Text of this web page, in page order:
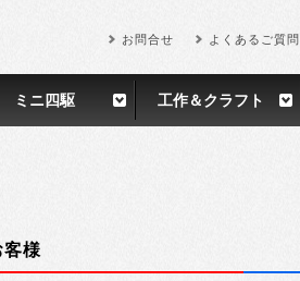
お問合せ よくあるご質問
ミニ四駆 工作＆クラフト
様